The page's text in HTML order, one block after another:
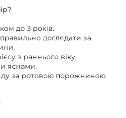
до 3 років.
доглядати за
з раннього віку.
яснами.
за ротовою порожниною